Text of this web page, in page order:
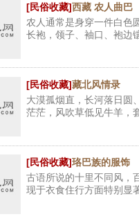
[民俗收藏]西藏 农人曲巴
农人通常是身穿一件白色
长袍，领子、袖口、袍边
很多，质量悬殊，后藏的
[民俗收藏]藏北风情录
大漠孤烟直，长河落日圆
茫茫，风吹草低见牛羊，
的图像里给出的答案是：
[民俗收藏]珞巴族的服饰
古语所说的十里不同风，
现于衣食住行方面特别显